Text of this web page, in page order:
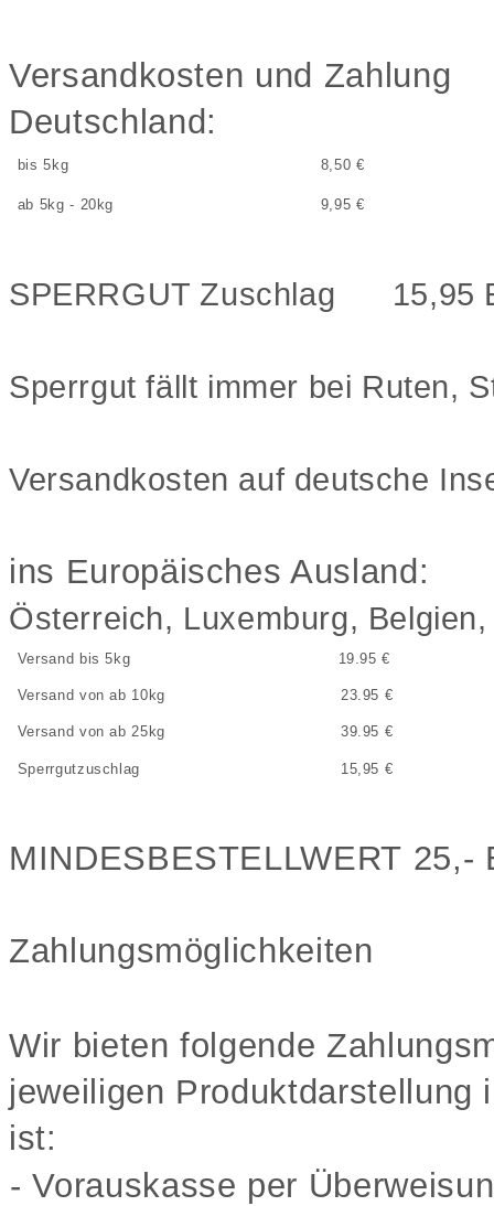
Versandkosten und Zahlung
Deutschland:
bis 5kg 8,50 €
ab 5kg - 20kg 9,95 €
SPERRGUT Zuschlag 15,95
Sperrgut fällt immer bei Ruten,
Versandkosten auf deutsche
ins Europäisches Ausland:
Österreich, Luxemburg,
Versand bis 5kg 19.95 €
Versand von ab 10kg 23.95 €
Versand von ab 25kg 39.95 €
Sperrgutzuschlag 15,95 €
MINDESBESTELLWERT 25,-
Zahlungsmöglichkeiten
Wir bieten folgende
jeweiligen Produktdarstellung
ist:
- Vorauskasse per